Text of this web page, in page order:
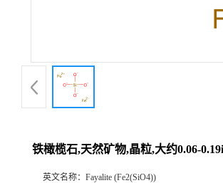
铁橄榄石,天然矿物,晶粒,大约0.06-
英文名称： Fayalite (Fe2(SiO4))